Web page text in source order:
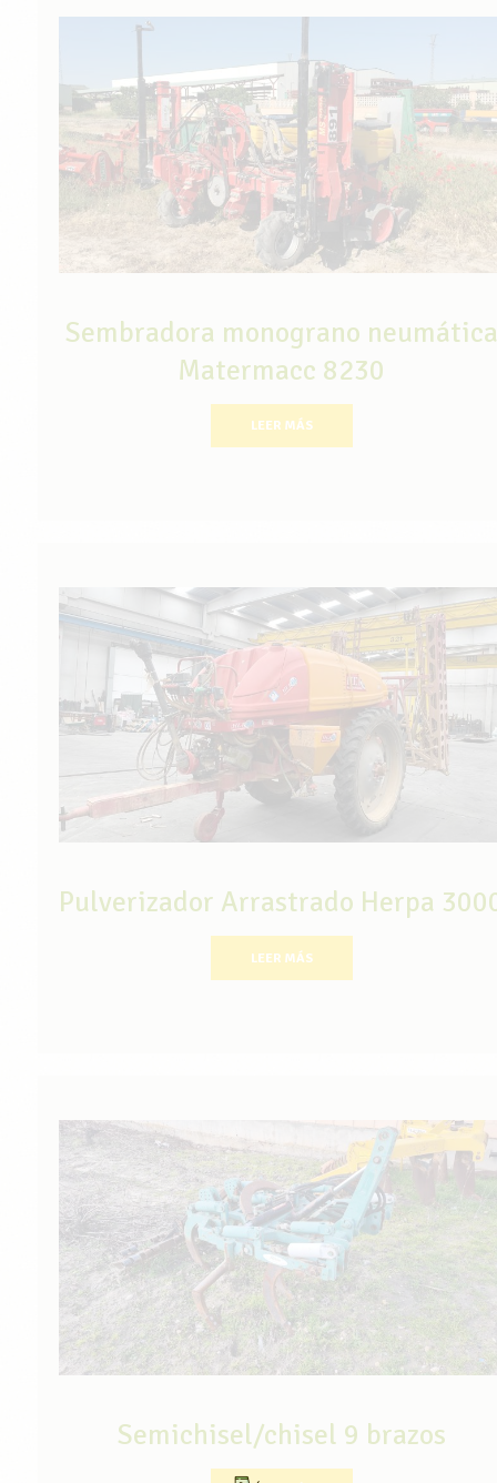
Sembradora monograno neumática
Matermacc 8230
LEER MÁS
Pulverizador Arrastrado Herpa
LEER MÁS
Semichisel/chisel 9 brazos